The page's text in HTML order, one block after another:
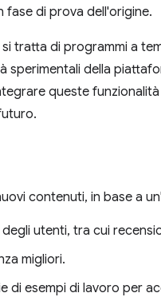
fase di prova dell'origine.
si tratta di programmi a
sperimentali della
queste
contenuti, in base a
utenti, tra cui
migliori.
di esempi di lavoro per